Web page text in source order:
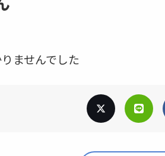
ませんでした